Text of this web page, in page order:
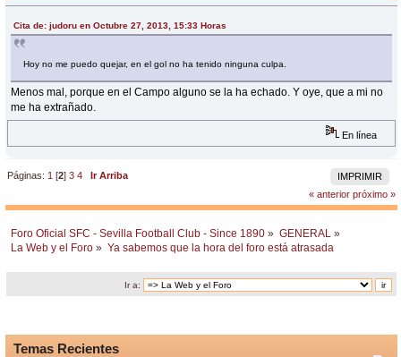
Cita de: judoru en Octubre 27, 2013, 15:33 Horas
Hoy no me puedo quejar, en el gol no ha tenido ninguna culpa.
Menos mal, porque en el Campo alguno se la ha echado. Y oye, que a mi no
me ha extrañado.
En línea
IMPRIMIR
Páginas: 1 [2]3 4
Ir Arriba
« anterior próximo »
Foro Oficial SFC - Sevilla Football Club - Since 1890 » GENERAL »
La Web y el Foro » Ya sabemos que la hora del foro está atrasada
Ir a:
Temas Recientes